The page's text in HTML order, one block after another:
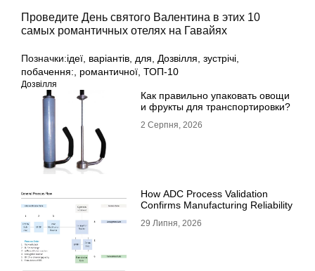
Проведите День святого Валентина в этих 10
самых романтичных отелях на Гавайях
Позначки:ідеї, варіантів, для, Дозвілля, зустрічі,
побачення:, романтичної, ТОП-10
Дозвілля
Как правильно упаковать овощи
и фрукты для транспортировки?
2 Серпня, 2026
How ADC Process Validation
Confirms Manufacturing Reliability
29 Липня, 2026